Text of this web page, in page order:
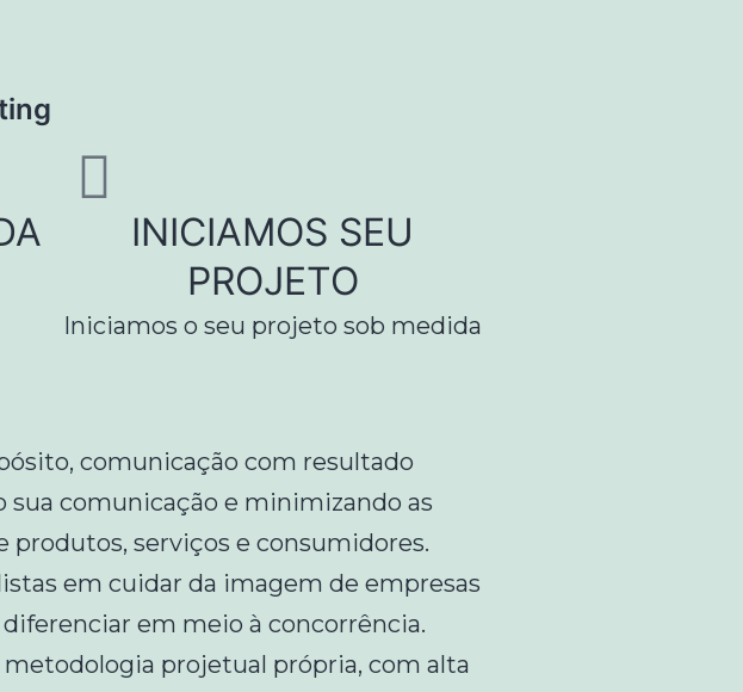
INICIAMOS SEU
PROJETO
Iniciamos o seu projeto sob medida
comunicação com resultado
sua comunicação e minimizando as
produtos, serviços e consumidores.
em cuidar da imagem de empresas
em meio à concorrência.
projetual própria, com alta